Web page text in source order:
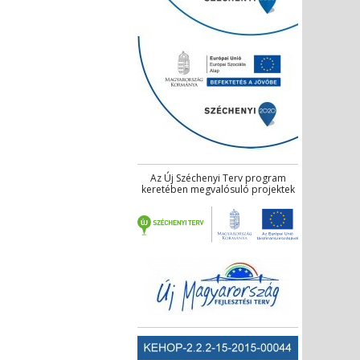
Az Új Széchenyi Terv program
keretében megvalósuló projektek